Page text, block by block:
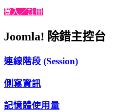
登入／註冊
Joomla! 除錯主控台
連線階段 (Session)
側寫資訊
記憶體使用量